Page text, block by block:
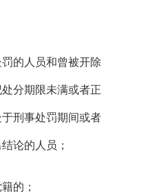
罚的人员和曾被开除
分期限未满或者正
刑事处罚期间或者
论的人员；
的；